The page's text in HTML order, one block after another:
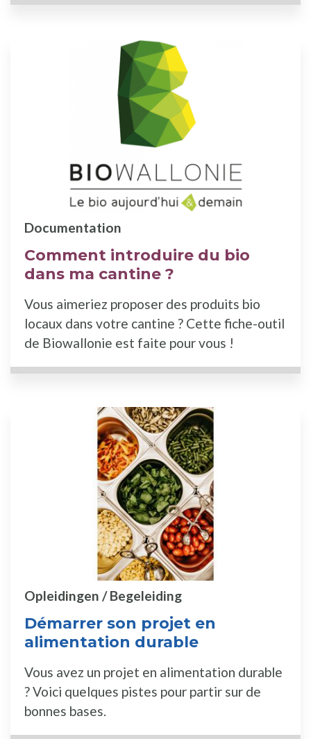
Comment introduire du bio
dans ma cantine ?
Documentation
Vous aimeriez proposer des produits bio
locaux dans votre cantine ? Cette fiche-outil
de Biowallonie est faite pour vous !
Démarrer son projet en
alimentation durable
Opleidingen / Begeleiding
Vous avez un projet en alimentation durable
? Voici quelques pistes pour partir sur de
bonnes bases.